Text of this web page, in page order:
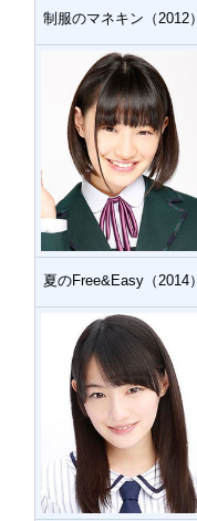
制服のマネキン（2012）
夏のFree&Easy（2014）